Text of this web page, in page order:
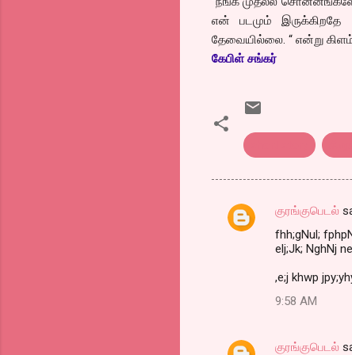
என் படமும்
தேவையில்லை. “ என்று
கேபிள் சங்கர்
C
குரங்குபெடல்
fhh;gNul;
elj;Jk; NghNj
,e;j khwp
9:58 AM
குரங்குபெடல்